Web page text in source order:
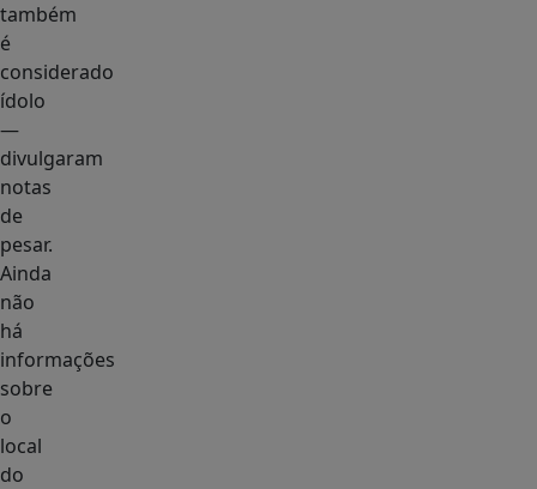
também
é
considerado
ídolo
—
divulgaram
notas
de
pesar.
Ainda
não
há
informações
sobre
o
local
do